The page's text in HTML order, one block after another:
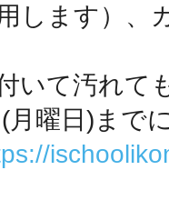
します）、
いて汚れて
月曜日)まで
厚木